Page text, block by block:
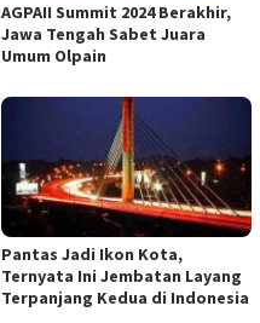
AGPAII Summit 2024 Berakhir,
Jawa Tengah Sabet Juara
Umum Olpain
Pantas Jadi Ikon Kota,
Ternyata Ini Jembatan Layang
Terpanjang Kedua di Indonesia